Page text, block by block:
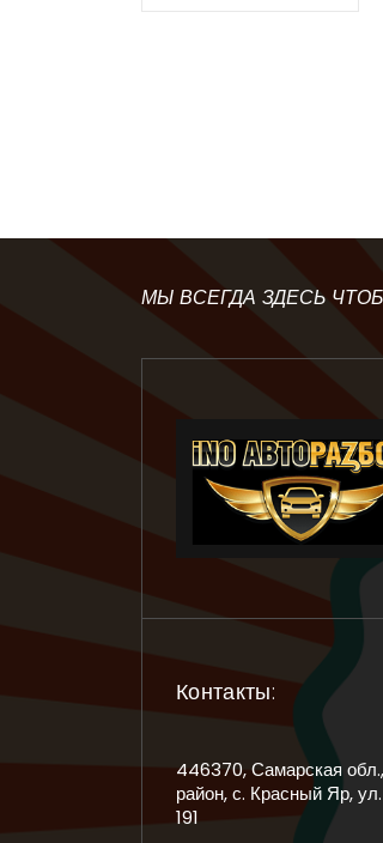
МЫ ВСЕГДА ЗДЕСЬ
Контакты:
446370, Самарская
район, с. Красный Яр,
191